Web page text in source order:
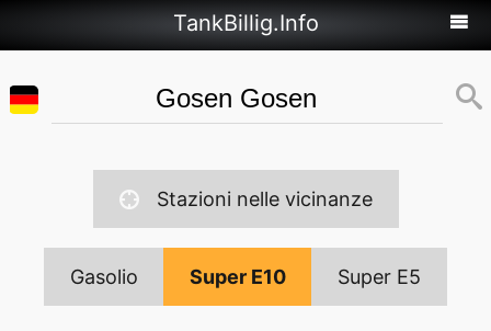
TankBillig.Info
Stazioni nelle vicinanze
Gasolio Super E10 Super E5